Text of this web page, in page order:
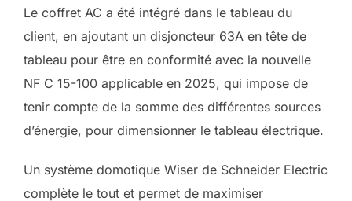
Le coffret AC a été intégré dans le tableau du
client, en ajoutant un disjoncteur 63A en tête de
tableau pour être en conformité avec la nouvelle
NF C 15-100 applicable en 2025, qui impose de
tenir compte de la somme des différentes sources
d’énergie, pour dimensionner le tableau électrique.
Un système domotique Wiser de Schneider Electric
complète le tout et permet de maximiser